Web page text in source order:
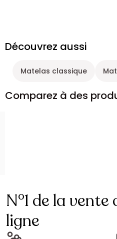
Découvrez aussi
Matelas classique
Comparez à des
N°1 de la
ligne